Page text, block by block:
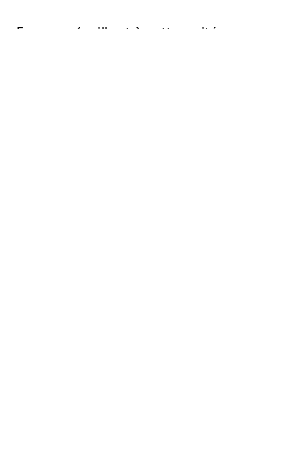
En nous éveillant à cette unité, nous